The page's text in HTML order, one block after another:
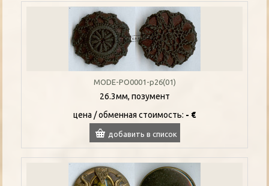
MODE-PO0001-p26(01)
26.3мм, позумент
цена / oбменная стоимость: - €
добавить в список